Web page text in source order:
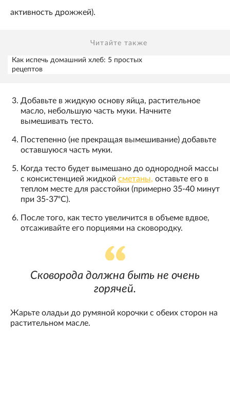
активность дрожжей).
Читайте также
Как испечь домашний хлеб: 5 простых
рецептов
Добавьте в жидкую основу яйца, растительное
масло, небольшую часть муки. Начните
вымешивать тесто.
Постепенно (не прекращая вымешивание) добавьте
оставшуюся часть муки.
Когда тесто будет вымешано до однородной массы
с консистенцией жидкой сметаны, оставьте его в
теплом месте для расстойки (примерно 35-40 минут
при 35-37ᵒС).
После того, как тесто увеличится в объеме вдвое,
отсаживайте его порциями на сковородку.
Сковорода должна быть не очень
горячей.
Жарьте оладьи до румяной корочки с обеих сторон на
растительном масле.